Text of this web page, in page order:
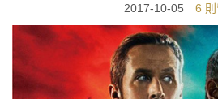
2017-10-05 6